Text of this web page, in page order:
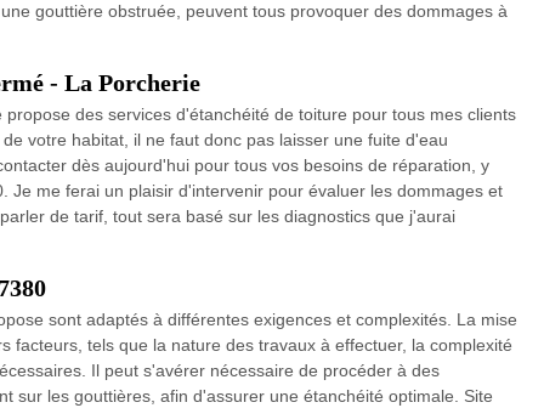
gouttière obstruée, peuvent tous provoquer des dommages à
- La Porcherie
des services d'étanchéité de toiture pour tous mes clients
votre habitat, il ne faut donc pas laisser une fuite d'eau
dès aujourd'hui pour tous vos besoins de réparation, y
Je me ferai un plaisir d'intervenir pour évaluer les dommages et
de tarif, tout sera basé sur les diagnostics que j'aurai
sont adaptés à différentes exigences et complexités. La mise
tels que la nature des travaux à effectuer, la complexité
Il peut s'avérer nécessaire de procéder à des
sur les gouttières, afin d'assurer une étanchéité optimale. Site